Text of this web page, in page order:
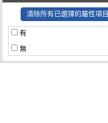
清除所有已選擇的屬性項目
有
無